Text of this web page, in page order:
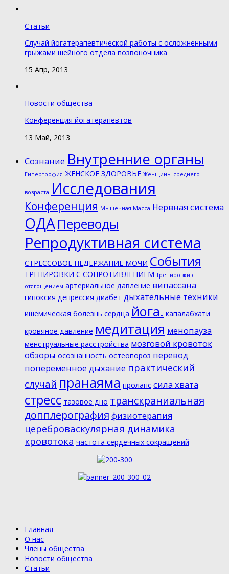
Статьи
Случай йогатерапевтической работы с осложненными
грыжами шейного отдела позвоночника
15 Апр, 2013
Новости общества
Конференция йогатерапевтов
13 Май, 2013
Cознание Внутренние органы
Гипертрофия ЖЕНСКОЕ ЗДОРОВЬЕ Женщины среднего
возраста Исследования
Конференция Мышечная Масса Нервная система
ОДАПереводы
Репродуктивная система
СТРЕССОВОЕ НЕДЕРЖАНИЕ МОЧИ События
ТРЕНИРОВКИ С СОПРОТИВЛЕНИЕМ Тренировки с
отягощением артериальное давление випассана
гипоксия депрессия диабет дыхательные техники
ишемическая болезнь сердца йога. капалабхати
кровяное давление медитация менопауза
менструальные расстройства мозговой кровоток
обзоры осознанность остеопороз перевод
попеременное дыхание практический
случай пранаяма пролапс сила хвата
стресс тазовое дно транскраниальная
допплерография физиотерапия
цереброваскулярная динамика
кровотока частота сердечных сокращений
Главная
О нас
Члены общества
Новости общества
Статьи